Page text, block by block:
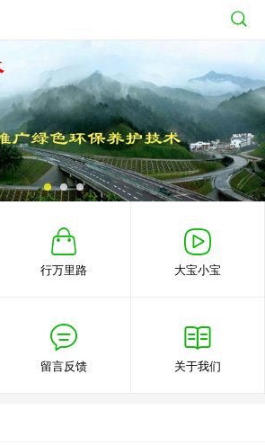
行万里路 大宝小宝
留言反馈 关于我们